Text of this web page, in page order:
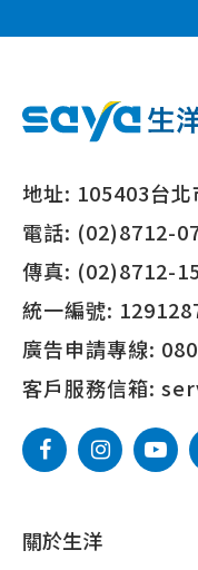
地址: 105403台
電話: (02)8712-
傳真: (02)8712-
統一編號:
廣告申請專線:
客戶服務信箱:
關於生洋